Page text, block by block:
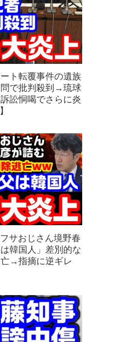
ト転覆事件の遺族
で批判殺到→琉球
訟恫喝でさらに炎
サおじさん境野春
韓国人」差別的な
→指摘に逆ギレ